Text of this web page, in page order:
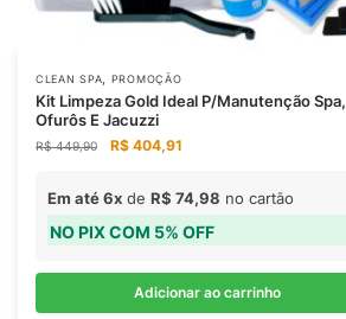
CLEAN SPA PROMOÇÃO
Kit Limpeza Gold Ideal P/Manutenção Spa,
Ofurôs E Jacuzzi
R$449,90 R$ 404,91
Em até 6x de R$ 74,98 no cartão
NO PIX COM 5% OFF
Adicionar ao carrinho